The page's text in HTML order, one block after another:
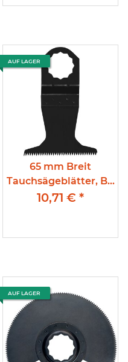
Kunststoff
AUF LAGER
65 mm Breit
Tauchsägeblätter, Bi-
Metall, 1,8mm
10,71 € *
AUF LAGER